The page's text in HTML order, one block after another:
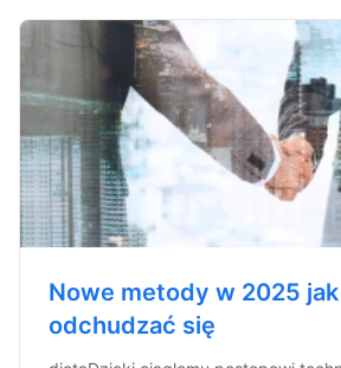
Nowe metody w 2025
odchudzać się